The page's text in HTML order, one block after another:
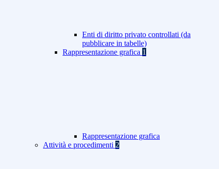
Enti di diritto privato controllati (da
pubblicare in tabelle)
Rappresentazione grafica 1
Rappresentazione grafica
Attività e procedimenti 2